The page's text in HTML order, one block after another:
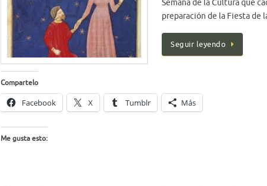
Semana de la Cultura que
preparación de la Fiesta de
Seguir leyendo
Compartelo
Facebook X Tumblr Más
Me gusta esto: